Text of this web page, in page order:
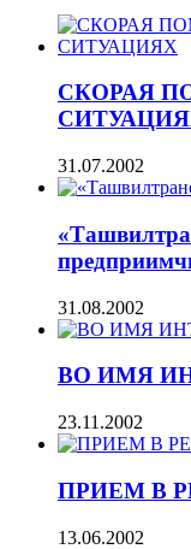
СКОРАЯ
31.07.2002
31.08.2002
ВО ИМЯ
23.11.2002
ПРИЕМ В
13.06.2002